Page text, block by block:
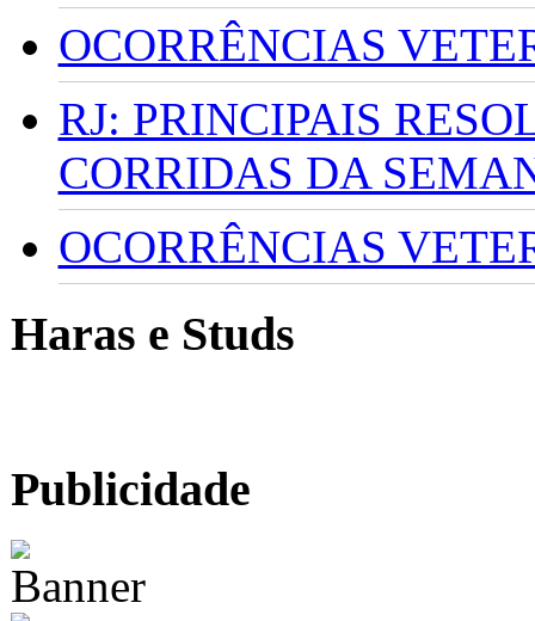
OCORRÊNCIAS
RJ: PRINCIPAIS
CORRIDAS DA
OCORRÊNCIAS
Haras e Studs
Publicidade